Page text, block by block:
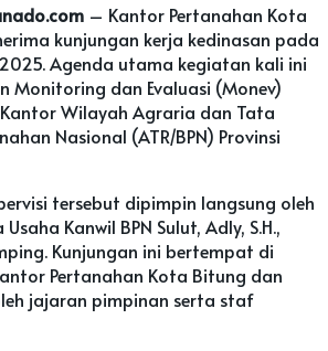
– Kantor Pertanahan Kota
kunjungan kerja kedinasan pada
2025. Agenda utama kegiatan kali ini
Monitoring dan Evaluasi (Monev)
Wilayah Agraria dan Tata
Nasional (ATR/BPN) Provinsi
tersebut dipimpin langsung oleh
Kanwil BPN Sulut, Adly, S.H.,
Kunjungan ini bertempat di
Pertanahan Kota Bitung dan
jajaran pimpinan serta staf